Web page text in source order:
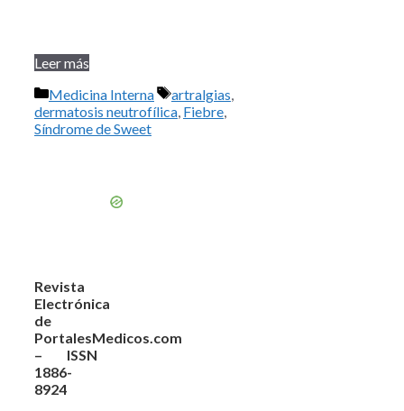
Leer más
Categorías
Medicina Interna Etiquetas
artralgias,
dermatosis neutrofílica, Fiebre,
Síndrome de Sweet
Revista
Electrónica
de
PortalesMedicos.com
– ISSN
1886-
8924